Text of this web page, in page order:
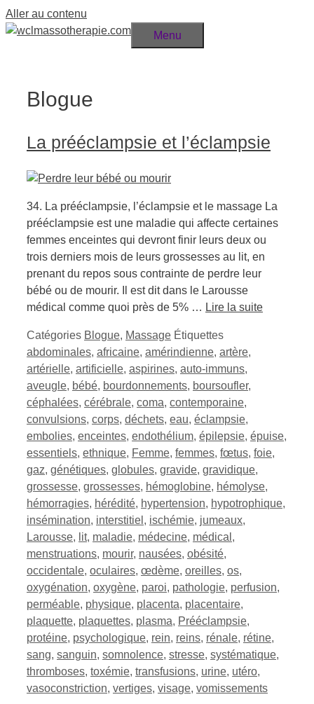
Aller au contenu
Menu
Blogue
La prééclampsie et l’éclampsie
34. La prééclampsie, l’éclampsie et le massage La
prééclampsie est une maladie qui affecte certaines
femmes enceintes qui devront finir leurs deux ou
trois derniers mois de leurs grossesses au lit, en
prenant du repos sous contrainte de perdre leur
bébé ou de mourir. Il est dit dans le Larousse
médical comme quoi près de 5% … Lire la suite
Catégories Blogue, Massage Étiquettes
abdominales, africaine, amérindienne, artère,
artérielle, artificielle, aspirines, auto-immuns,
aveugle, bébé, bourdonnements, boursoufler,
céphalées, cérébrale, coma, contemporaine,
convulsions, corps, déchets, eau, éclampsie,
embolies, enceintes, endothélium, épilepsie, épuise,
essentiels, ethnique, Femme, femmes, fœtus, foie,
gaz, génétiques, globules, gravide, gravidique,
grossesse, grossesses, hémoglobine, hémolyse,
hémorragies, hérédité, hypertension, hypotrophique,
insémination, interstitiel , ischémie, jumeaux,
Larousse, lit, maladie, médecine, médical ,
menstruations, mourir, nausées, obésité,
occidentale, oculaires, œdème, oreilles, os,
oxygénation, oxygène, paroi, pathologie, perfusion,
perméable, physique, placenta, placentaire,
plaquette, plaquettes, plasma, Prééclampsie,
protéine, psychologique, rein, reins, rénale, rétine,
sang, sanguin, somnolence, stresse, systématique,
thromboses, toxémie, transfusions, urine, utéro,
vasoconstriction, vertiges, visage, vomissements